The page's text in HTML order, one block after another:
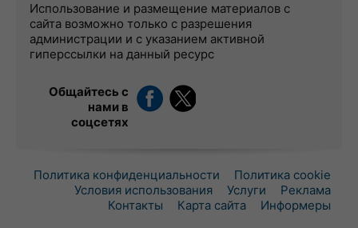
Использование и размещение материалов с
сайта возможно только с разрешения
администрации и с указанием активной
гиперссылки на данный ресурс
Общайтесь с
нами в
соцсетях
Политика конфиденциальности
Политика cookie
Условия использования
Услуги
Реклама
Контакты
Карта сайта Информеры